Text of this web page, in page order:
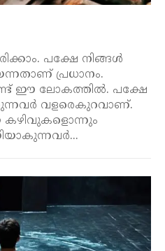
പക്ഷേ നിങ്ങൾ
പ്രധാനം.
ഈ ലോകത്തിൽ. പക്ഷേ
വളരെകുറവാണ്.
കഴിവുകളൊന്നും